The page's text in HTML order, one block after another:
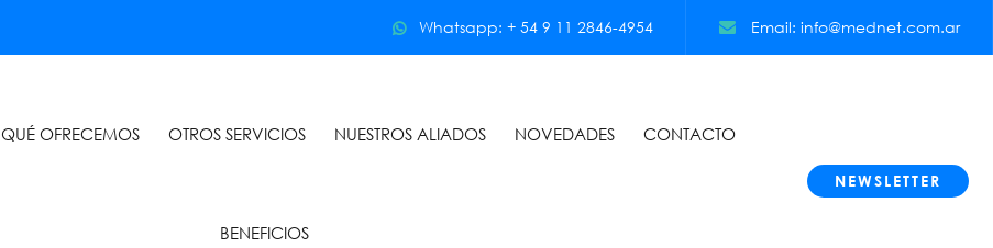
Whatsapp: + 54 9 11 2846-4954 Email: info@mednet.com.ar
QUÉ OFRECEMOS OTROS SERVICIOS NUESTROS ALIADOS NOVEDADES CONTACTO
BENEFICIOS
NEWSLETTER